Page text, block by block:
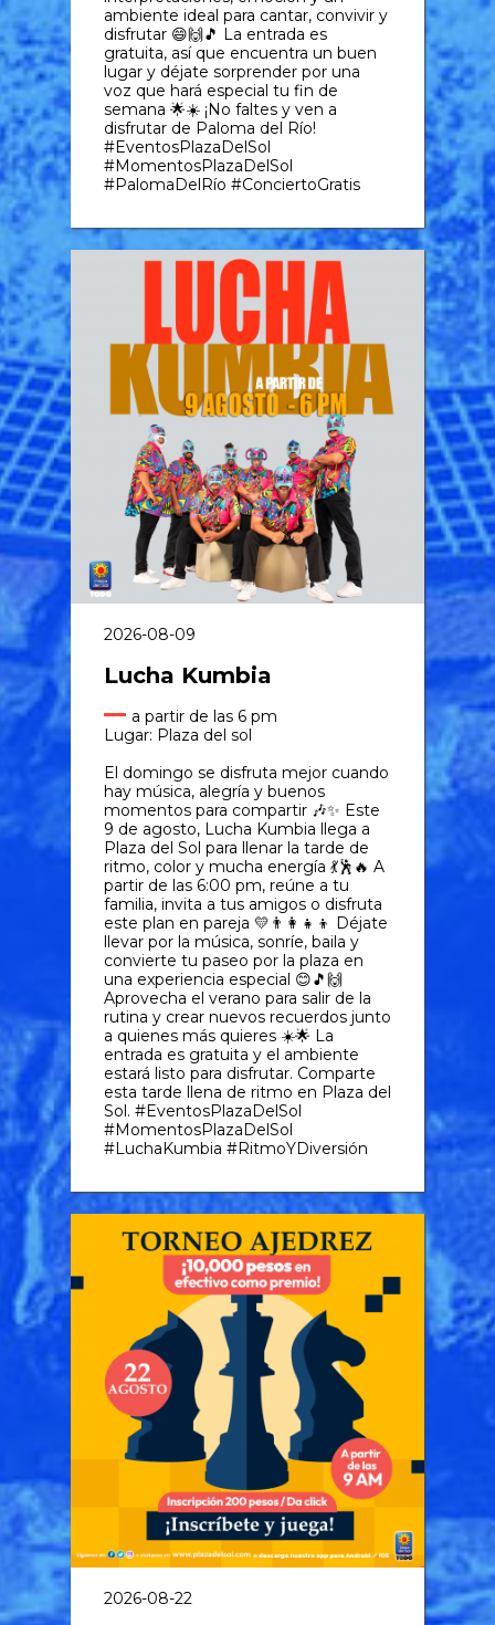
ambiente ideal para cantar, convivir y
disfrutar 😄🙌🎵 La entrada es
gratuita, así que encuentra un buen
lugar y déjate sorprender por una
voz que hará especial tu fin de
semana 🌟☀️ ¡No faltes y ven a
disfrutar de Paloma del Río!
#EventosPlazaDelSol
#MomentosPlazaDelSol
#PalomaDelRío #ConciertoGratis
2026-08-09
Lucha Kumbia
a partir de las 6 pm
Lugar: Plaza del sol
El domingo se disfruta mejor cuando
hay música, alegría y buenos
momentos para compartir 🎶✨ Este
9 de agosto, Lucha Kumbia llega a
Plaza del Sol para llenar la tarde de
ritmo, color y mucha energía 💃🕺🔥 A
partir de las 6:00 pm, reúne a tu
familia, invita a tus amigos o disfruta
este plan en pareja 💛👨‍👩‍👧‍👦 Déjate
llevar por la música, sonríe, baila y
convierte tu paseo por la plaza en
una experiencia especial 😊🎵🙌
Aprovecha el verano para salir de la
rutina y crear nuevos recuerdos junto
a quienes más quieres ☀️🌟 La
entrada es gratuita y el ambiente
estará listo para disfrutar. Comparte
esta tarde llena de ritmo en Plaza del
Sol. #EventosPlazaDelSol
#MomentosPlazaDelSol
#LuchaKumbia #RitmoYDiversión
2026-08-22